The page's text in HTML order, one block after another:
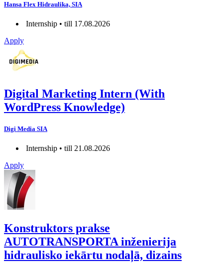
Hansa Flex Hidraulika, SIA
Internship • till 17.08.2026
Apply
Digital Marketing Intern (With
WordPress Knowledge)
Digi Media SIA
Internship • till 21.08.2026
Apply
Konstruktors prakse
AUTOTRANSPORTA inženierija
hidraulisko iekārtu nodaļā, dizains